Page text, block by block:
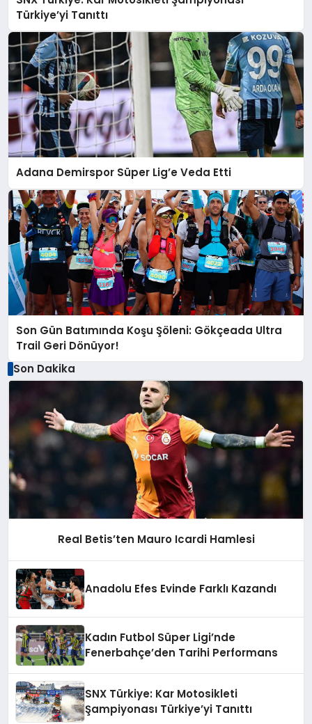
Türkiye’yi Tanıttı
Adana Demirspor Süper Lig’e Veda Etti
Son Gün Batımında Koşu Şöleni: Gökçeada Ultra
Trail Geri Dönüyor!
Son Dakika
Real Betis’ten Mauro Icardi Hamlesi
Anadolu Efes Evinde Farklı Kazandı
Kadın Futbol Süper Ligi’nde
Fenerbahçe’den Tarihi Performans
SNX Türkiye: Kar Motosikleti
Şampiyonası Türkiye’yi Tanıttı